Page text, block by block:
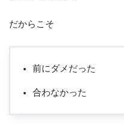
だからこそ
前にダメだった
合わなかった